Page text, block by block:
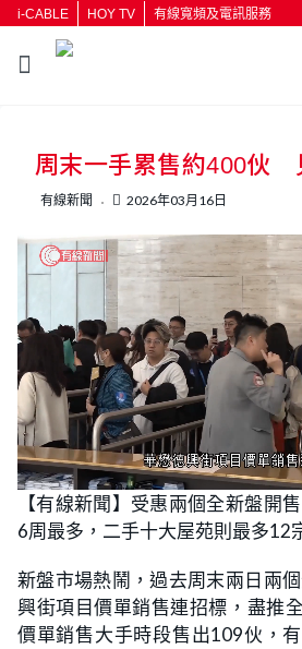
i-CABLE HOY TV 有線寬頻及電訊服務
按輸入鍵開始搜尋
周末一手累售約400伙
有線新聞 2026年03月16日
U
n
m
L
o
a
d
e
d
1
.
5
8
%
【有線新聞】受惠兩個全新盤開
6周最多，二手十大屋苑則最多12
新盤市場熱鬧，過去周末兩日兩
興街項目價單銷售連招標，盡推
價單銷售大手時段售出109伙，